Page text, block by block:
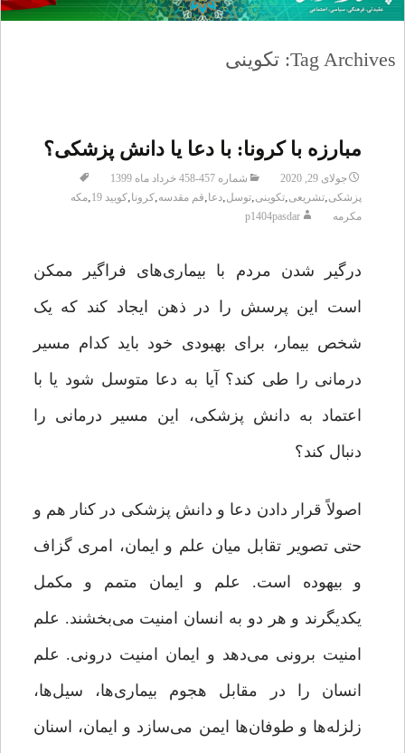
Tag Archives: تکوینی
مبارزه با کرونا: با دعا یا دانش پزشکی؟
جولای 29, 2020
شماره 457-458 خرداد ماه 1399
پزشکی,تشریعی,تکوینی,توسل,دعا,قم مقدسه,کرونا,کویید 19 ,مکه
مکرمه
p1404pasdar
درگیر شدن مردم با بیماری‌های فراگیر ممکن
است این پرسش را در ذهن ایجاد کند که یک
شخص بیمار، برای بهبودی خود باید کدام مسیر
درمانی را طی کند؟ آیا به دعا متوسل شود یا با
اعتماد به دانش پزشکی، این مسیر درمانی را
دنبال کند؟
اصولاً قرار دادن دعا و دانش پزشکی در کنار هم و
حتی تصویر تقابل میان علم و ایمان، امری گزاف
و بیهوده است. علم و ایمان متمم و مکمل
یکدیگرند و هر دو به انسان امنیت می‌بخشند. علم
امنیت برونی می‌دهد و ایمان امنیت درونی. علم
انسان را در مقابل هجوم بیماری‌ها، سیل‌ها،
زلزله‌ها و طوفان‌ها ایمن می‌سازد و ایمان، اسنان